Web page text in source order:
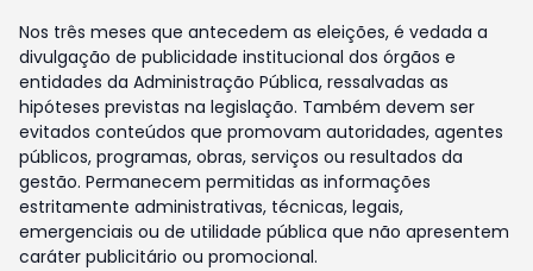
Nos três meses que antecedem as eleições, é vedada a
divulgação de publicidade institucional dos órgãos e
entidades da Administração Pública, ressalvadas as
hipóteses previstas na legislação. Também devem ser
evitados conteúdos que promovam autoridades, agentes
públicos, programas, obras, serviços ou resultados da
gestão. Permanecem permitidas as informações
estritamente administrativas, técnicas, legais,
emergenciais ou de utilidade pública que não apresentem
caráter publicitário ou promocional.